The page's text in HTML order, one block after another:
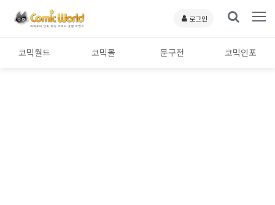
로그인
코믹월드 코믹몰 문구전 코믹인포